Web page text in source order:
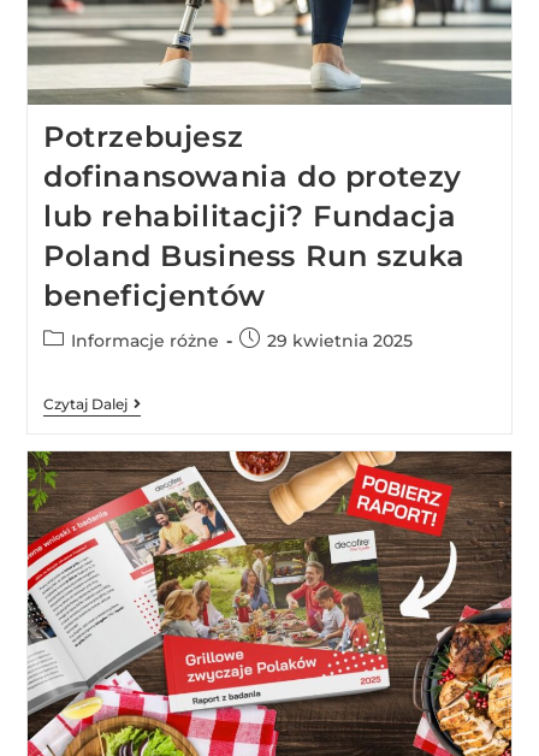
Potrzebujesz
dofinansowania do protezy
lub rehabilitacji? Fundacja
Poland Business Run szuka
beneficjentów
Informacje różne 29 kwietnia 2025
Czytaj Dalej